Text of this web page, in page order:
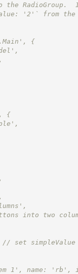
the RadioGroup.
'2'` from the
{
{
into two
// set
1', name: